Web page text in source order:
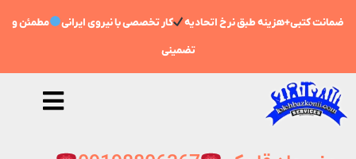
ضمانت کتبی+هزینه طبق نرخ اتحادیه کار تخصصی با نیروی ایرانی مطمئن و
تضمینی